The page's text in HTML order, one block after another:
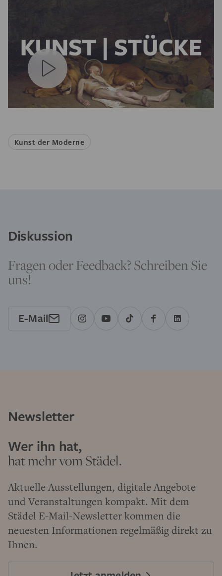
Kunst der Moderne
Diskussion
Fragen oder Feedback? Schreiben Sie
uns!
E-Mail
Newsletter
Wer ihn hat,
hat mehr vom Städel.
Aktuelle Ausstellungen, digitale Angebote
und Veranstaltungen kompakt. Mit dem
Städel E-Mail-Newsletter kommen die
neuesten Informationen regelmäßig direkt zu
Ihnen.